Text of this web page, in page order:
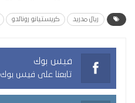
ريال مدريد كريستيانو رونالدو
فيس بوك
تابعنا على فيس بوك